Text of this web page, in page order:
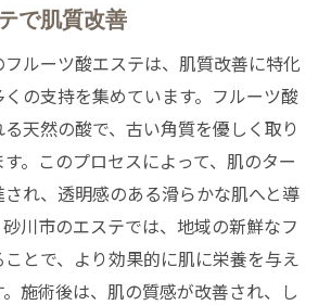
で肌質改善
ルーツ酸エステは、肌質改善に特化
の支持を集めています。フルーツ酸
天然の酸で、古い角質を優しく取り
。このプロセスによって、肌のター
れ、透明感のある滑らかな肌へと導
川市のエステでは、地域の新鮮なフ
とで、より効果的に肌に栄養を与え
施術後は、肌の質感が改善され、し